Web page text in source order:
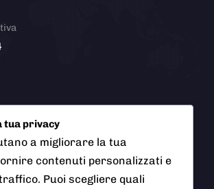
del Comune di Ciampino (Roma). Tutti
tua privacy
a migliorare la tua
contenuti personalizzati e
Puoi scegliere quali